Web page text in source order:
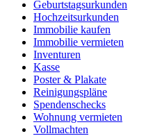
Geburtstagsurkunden
Hochzeitsurkunden
Immobilie kaufen
Immobilie vermieten
Inventuren
Kasse
Poster & Plakate
Reinigungspläne
Spendenschecks
Wohnung vermieten
Vollmachten